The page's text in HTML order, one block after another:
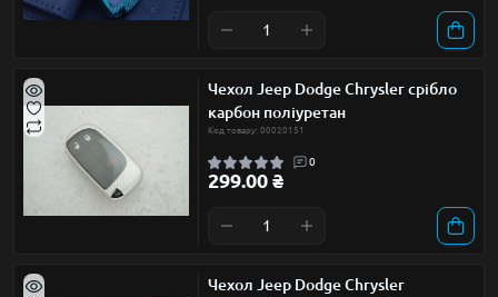
Чехол Jeep Dodge Chrysler срібло
карбон поліуретан
Код товару: 00020151
0
299.00 ₴
Чехол Jeep Dodge Chrysler